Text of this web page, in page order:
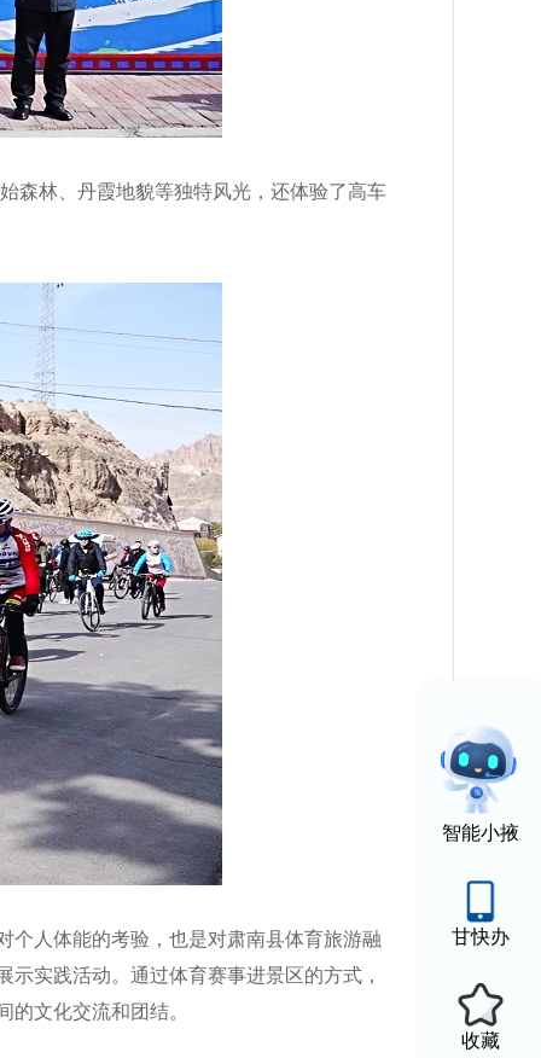
智能小掖
甘快办
收藏
森林、丹霞地貌等独特风光， 还体验了高车
个人体能的考验，也是对肃南县体育旅游融
示实践活动。通过体育赛事进景区的方式，
文化交流和团结。